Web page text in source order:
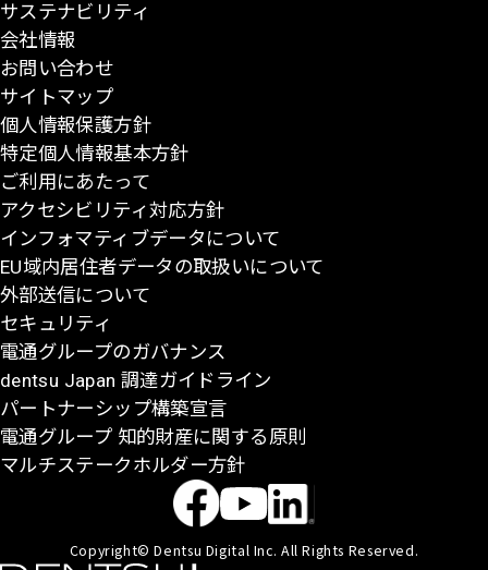
サステナビリティ
会社情報
お問い合わせ
サイトマップ
個人情報保護方針
特定個人情報基本方針
ご利用にあたって
アクセシビリティ対応方針
インフォマティブデータについて
EU域内居住者データの取扱いについて
外部送信について
セキュリティ
電通グループのガバナンス
dentsu Japan 調達ガイドライン
パートナーシップ構築宣言
電通グループ 知的財産に関する原則
マルチステークホルダー方針
Copyright© Dentsu Digital Inc. All Rights Reserved.